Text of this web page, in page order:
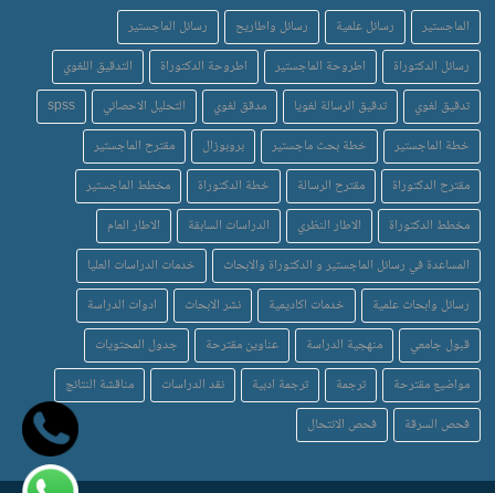
الماجستير رسائل علمية رسائل واطاريح
رسائل الماجستير
رسائل الدكتوراة
اطروحة الماجستير اطروحة الدكتوراة
التدقيق اللغوي
تدقيق لغوي
تدقيق الرسالة لغويا مدقق لغوي التحليل الاحصائي
spss
خطة الماجستير
خطة بحث ماجستير بروبوزال
مقترح الماجستير
مقترح الدكتوراة
مقترح الرسالة خطة الدكتوراة
مخطط الماجستير
مخطط الدكتوراة
الاطار النظري الدراسات السابقة
الاطار العام
المساعدة في رسائل الماجستير و الدكتوراة والابحاث
خدمات الدراسات العليا
رسائل وابحاث علمية
خدمات اكاديمية نشر الابحاث
ادوات الدراسة
قبول جامعي
منهجية الدراسة عناوين مقترحة
جدول المحتويات
مواضيع مقترحة
ترجمة ترجمة ادبية نقد الدراسات
مناقشة النتائج
فحص السرقة
فحص الانتحال